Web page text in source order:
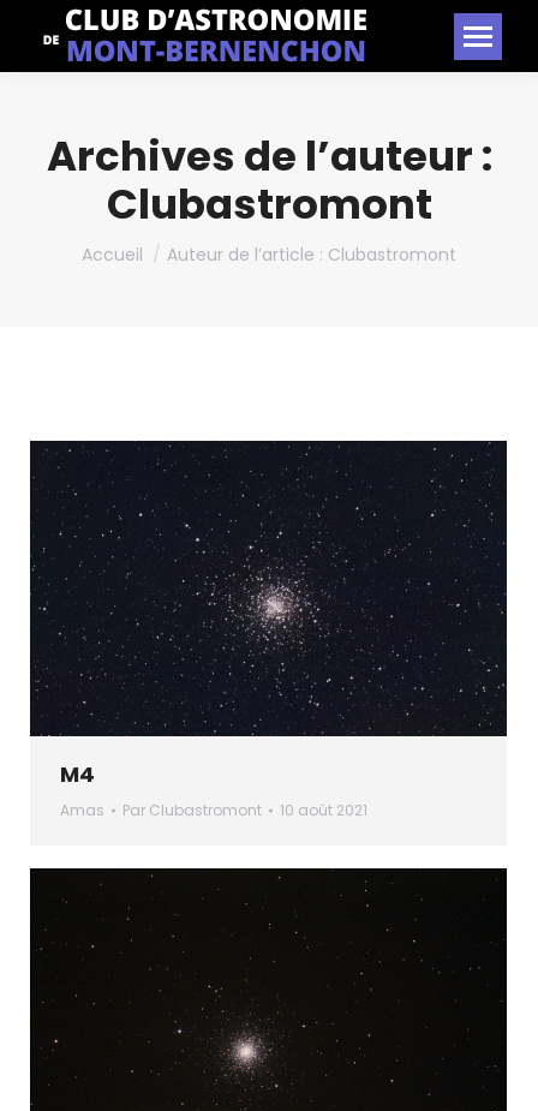
Archives de l’auteur :
Clubastromont
Vous êtes ici :
Accueil Auteur de l’article : Clubastromont
M4
Amas Par Clubastromont 10 août 2021